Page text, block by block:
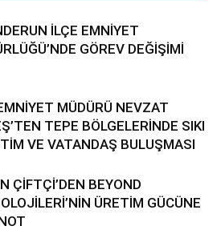
İLÇE EMNİYET
GÖREV DEĞİŞİMİ
MÜDÜRÜ NEVZAT
TEPE BÖLGELERİNDE SIKI
VE VATANDAŞ BULUŞMASI
ÇİFTÇİ’DEN BEYOND
ÜRETİM GÜCÜNE